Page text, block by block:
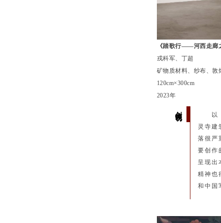
《踏歌行——河西走廊
戎科军、丁超
矿物质材料、纱布、敦
120cm×300cm
2023年
以
灵寺建
落很严
要创作
呈现出
精神也
和中国